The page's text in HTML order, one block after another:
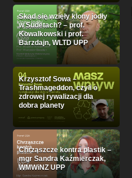
Skąd się wzięły klony jodły
w Sudetach? – prof.
Kowalkowski i prof.
Barzdajn, WLTD UPP
Krzysztof Sowa –
Trashmageddon, czyli o
zdrowej rywalizacji dla
dobra planety
Chrząszcze kontra plastik –
mgr Sandra Kaźmierczak,
WMWiNZ UPP